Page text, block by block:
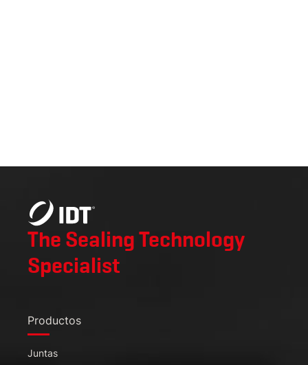
The Sealing Technology
Specialist
Productos
Juntas